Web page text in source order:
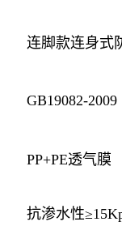
连脚款连身式
GB19082-2009
PP+PE透气膜
抗渗水性